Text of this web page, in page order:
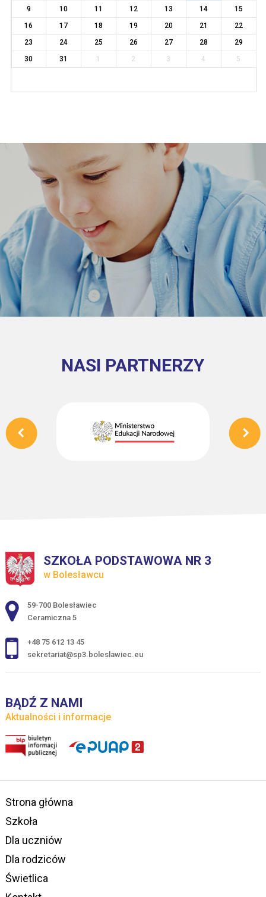
9
10 11 12 13 14
15
16
17 18 19 20 21
22
23
24 25 26 27 28
29
30
31 1 2 3 4 5
NASI PARTNERZY
SZKOŁA PODSTAWOWA NR 3
w Bolesławcu
Adres pocztowy:
59-700 Bolesławiec
Ceramiczna 5
+48 75 612 13 45
sekretariat@sp3.boleslawiec.eu
BĄDŹ Z NAMI
Aktualności i informacje
Strona główna
Szkoła
Dla uczniów
Dla rodziców
Świetlica